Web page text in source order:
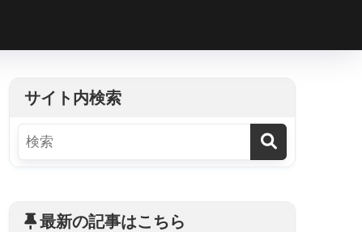
サイト内検索
最新の記事はこちら